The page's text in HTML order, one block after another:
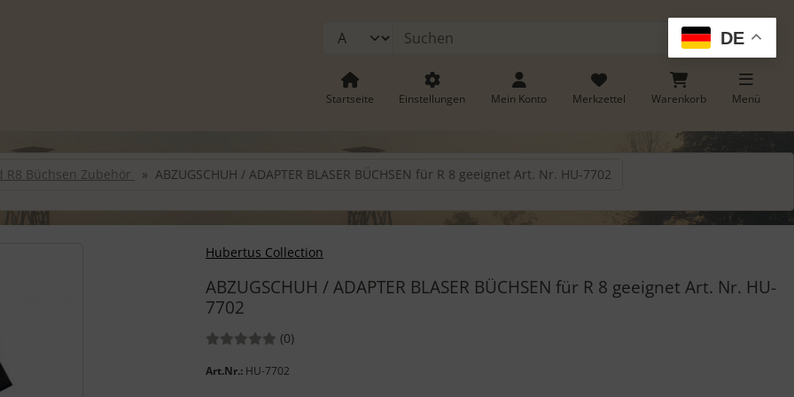
DE
Suchen
Startseite Einstellungen Mein Konto Merkzettel Warenkorb Menü
R8 Büchsen Zubehör ABZUGSCHUH / ADAPTER BLASER BÜCHSEN für R 8 geeignet Art. Nr. HU-7702
Hubertus Collection
ABZUGSCHUH / ADAPTER BLASER BÜCHSEN für R 8 geeignet Art. Nr. HU-
7702
Bewertungen:
(0Bewertungen
)
Art.Nr.: HU-7702
"Vor-Button" nutzen, um zwischen den Bildern zu navigieren. Zum Vergrößern klicken Sie auf das Bild.